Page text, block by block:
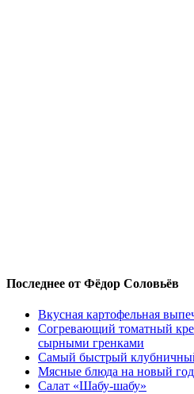
Последнее от Фёдор Соловьёв
Вкусная картофельная
Согревающий томатный
сырными гренками
Самый быстрый
Мясные блюда на новый год
Салат «Шабу-шабу»